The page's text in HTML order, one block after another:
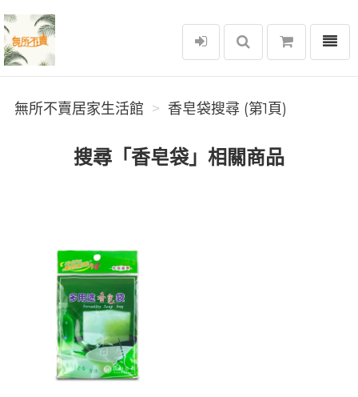
無所不賣居家生活館
選單
無所不賣居家生活館 香皂袋搜尋 (第1頁)
搜尋「香皂袋」相關商品